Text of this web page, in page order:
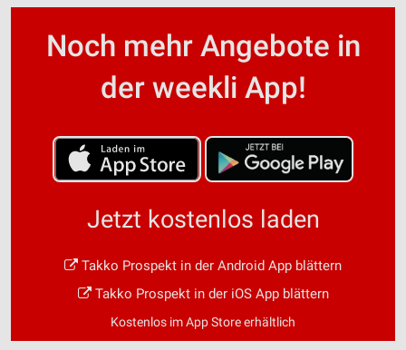
Noch mehr Angebote in
der weekli App!
Jetzt kostenlos laden
Takko Prospekt in der Android App blättern
Takko Prospekt in der iOS App blättern
Kostenlos im App Store erhältlich